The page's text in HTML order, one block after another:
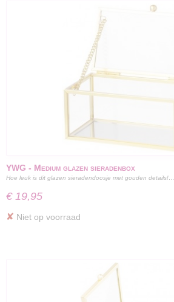
YWG - Medium glazen sieradenbox
Hoe leuk is dit glazen sieradendoosje met gouden details!…
€ 19,95
✘ Niet op voorraad